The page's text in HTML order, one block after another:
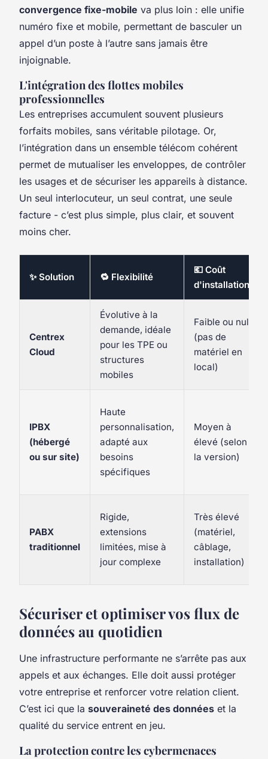
convergence fixe-mobile va plus loin : elle unifie
numéro fixe et mobile, permettant de basculer un
appel d’un poste à l’autre sans jamais être
injoignable.
L'intégration des flottes mobiles
professionnelles
Les entreprises accumulent souvent plusieurs
forfaits mobiles, sans véritable pilotage. Or,
l’intégration dans un ensemble télécom cohérent
permet de mutualiser les enveloppes, de contrôler
les usages et de sécuriser les appareils à distance.
Un seul interlocuteur, un seul contrat, une seule
facture - c’est plus simple, plus clair, et souvent
moins cher.
✨ Solution 🔁 Flexibilité
💶 Coût
d'installation
Centrex
Cloud
Évolutive à la
demande, idéale
pour les TPE ou
structures
mobiles
Faible ou nul
(pas de
matériel en
local)
IPBX
(hébergé
ou sur site)
Haute
personnalisation,
adapté aux
besoins
spécifiques
Moyen à
élevé (selon
la version)
PABX
traditionnel
Rigide,
extensions
limitées, mise à
jour complexe
Très élevé
(matériel,
câblage,
installation)
Sécuriser et optimiser vos flux de
données au quotidien
Une infrastructure performante ne s’arrête pas aux
appels et aux échanges. Elle doit aussi protéger
votre entreprise et renforcer votre relation client.
C’est ici que la souveraineté des données et la
qualité du service entrent en jeu.
La protection contre les cybermenaces